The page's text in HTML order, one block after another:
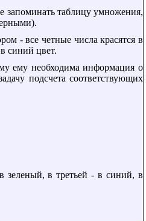
запоминать таблицу умножения,
- все четные числа красятся в
синий цвет.
ему необходима информация о
подсчета соответствующих
зеленый, в третьей - в синий, в